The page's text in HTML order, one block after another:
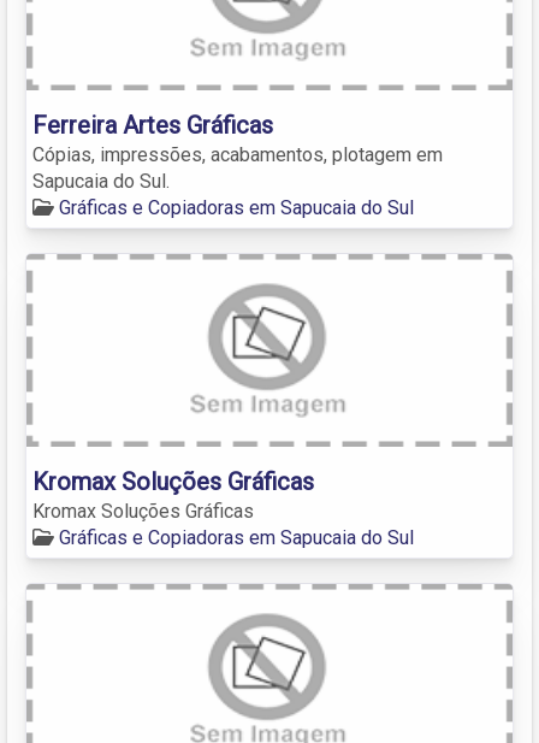
Ferreira Artes Gráficas
Cópias, impressões, acabamentos, plotagem em
Sapucaia do Sul.
Gráficas e Copiadoras em Sapucaia do Sul
Kromax Soluções Gráficas
Kromax Soluções Gráficas
Gráficas e Copiadoras em Sapucaia do Sul